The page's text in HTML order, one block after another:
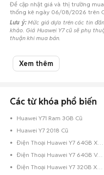
Để cập nhật giá và thị trường
thống kê ngày 06/08/2026 trên
Lưu ý:Mức giá dựa trên các tin
khảo. Giá Huawei Y7 cũ sẽ phụ
thuận khi mua bán.
Mua bán Huawei Y7 cũ
Chợ Tốt có 2 tin đăng bán, mua
Xem thêm
Các từ khóa phổ biến
Huawei Y71 Ram 3GB Cũ
Huawei Y7 2018 Cũ
Điện Thoại Huawei Y7 64GB Xanh Dương
Điện Thoại Huawei Y7 64GB Vàng
Điện Thoại Huawei Y7 32GB Xanh Dương